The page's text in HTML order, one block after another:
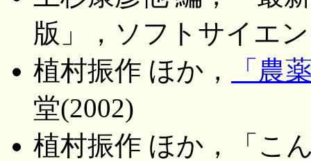
版」，ソフトサイエ
植村振作 ほか，
「農
堂(2002)
植村振作 ほか，「こ